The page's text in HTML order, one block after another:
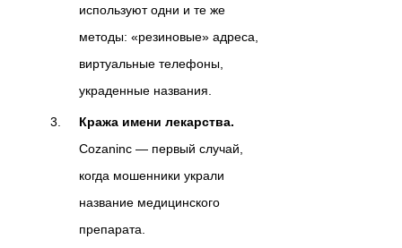
используют одни и те же
методы: «резиновые» адреса,
виртуальные телефоны,
украденные названия.
Кража имени лекарства.
Cozaninc — первый случай,
когда мошенники украли
название медицинского
препарата.